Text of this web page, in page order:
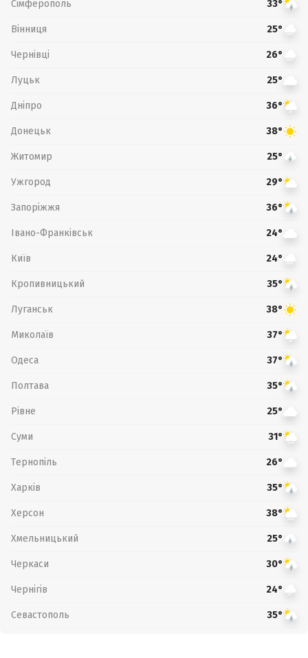
Сімферополь 33°
Вінниця 25°
Чернівці 26°
Луцьк 25°
Дніпро 36°
Донецьк 38°
Житомир 25°
Ужгород 29°
Запоріжжя 36°
Івано-Франківськ 24°
Київ 24°
Кропивницький 35°
Луганськ 38°
Миколаїв 37°
Одеса 37°
Полтава 35°
Рівне 25°
Суми 31°
Тернопіль 26°
Харків 35°
Херсон 38°
Хмельницький 25°
Черкаси 30°
Чернігів 24°
Севастополь 35°